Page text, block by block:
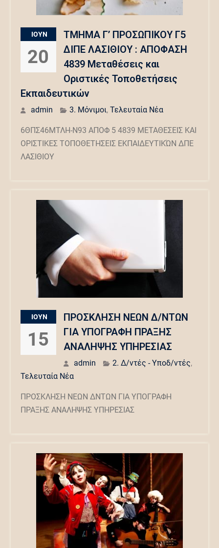
ΙΟΎΝ
20
ΤΜΗΜΑ Γ’ ΠΡΟΣΩΠΙΚΟΥ Γ5
ΔΙΠΕ ΛΑΣΙΘΙΟΥ : ΑΠΟΦΑΣΗ
4839 Μεταθέσεις και
Οριστικές Τοποθετήσεις
Εκπαιδευτικών
admin 3. Μόνιμοι, Τελευταία Νέα
6ΘΠΣ46ΜΤΛΗ-Ν93 ΑΠΟΦ 5 4839 ΜΕΤΑΘΕΣΕΙΣ ΚΑΙ
ΟΡΙΣΤΙΚΕΣ ΤΟΠΟΘΕΤΗΣΕΙΣ ΕΚΠΑΙΔΕΥΤΙΚΏΝ ΔΠΕ
ΛΑΣΙΘΙΟΥ
ΙΟΎΝ
15
ΠΡΟΣΚΛΗΣΗ ΝΕΩΝ Δ/ΝΤΩΝ
ΓΙΑ ΥΠΟΓΡΑΦΗ ΠΡΑΞΗΣ
ΑΝΑΛΗΨΗΣ ΥΠΗΡΕΣΙΑΣ
admin 2. Δ/ντές - Υποδ/ντές,
Τελευταία Νέα
ΠΡΟΣΚΛΗΣΗ ΝΕΩΝ ΔΝΤΩΝ ΓΙΑ ΥΠΟΓΡΑΦΗ
ΠΡΑΞΗΣ ΑΝΑΛΗΨΗΣ ΥΠΗΡΕΣΙΑΣ